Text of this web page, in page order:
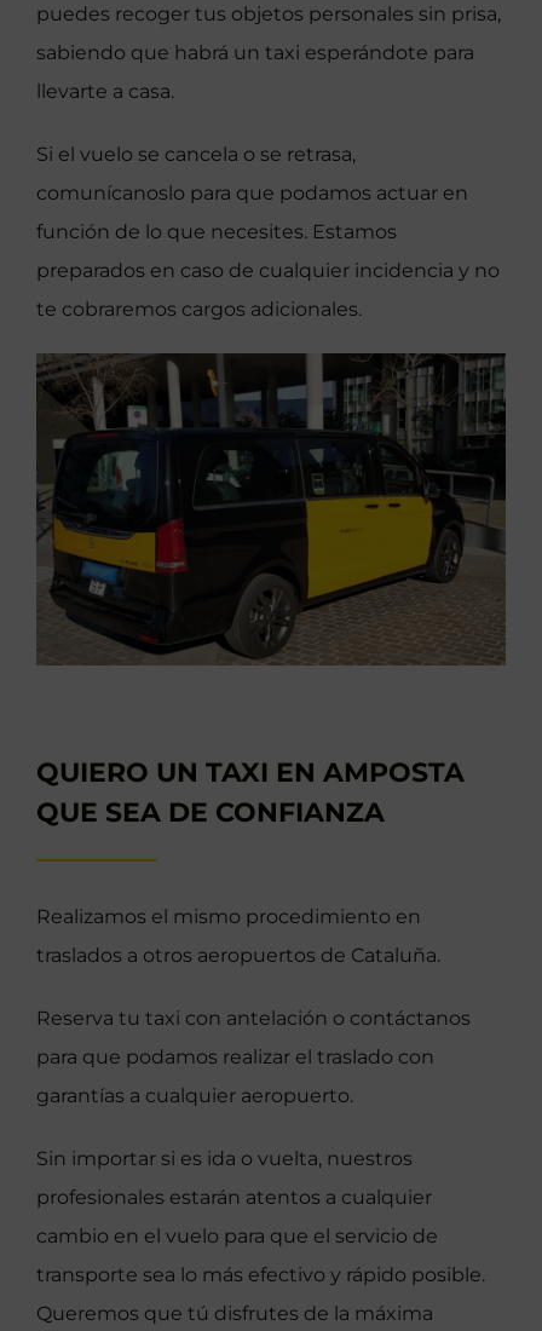
puedes recoger tus objetos personales sin prisa,
sabiendo que habrá un taxi esperándote para
llevarte a casa.
Si el vuelo se cancela o se retrasa,
comunícanoslo para que podamos actuar en
función de lo que necesites. Estamos
preparados en caso de cualquier incidencia y no
te cobraremos cargos adicionales.
QUIERO UN TAXI EN AMPOSTA
QUE SEA DE CONFIANZA
Realizamos el mismo procedimiento en
traslados a otros aeropuertos de Cataluña.
Reserva tu taxi con antelación o contáctanos
para que podamos realizar el traslado con
garantías a cualquier aeropuerto.
Sin importar si es ida o vuelta, nuestros
profesionales estarán atentos a cualquier
cambio en el vuelo para que el servicio de
transporte sea lo más efectivo y rápido posible.
Queremos que tú disfrutes de la máxima